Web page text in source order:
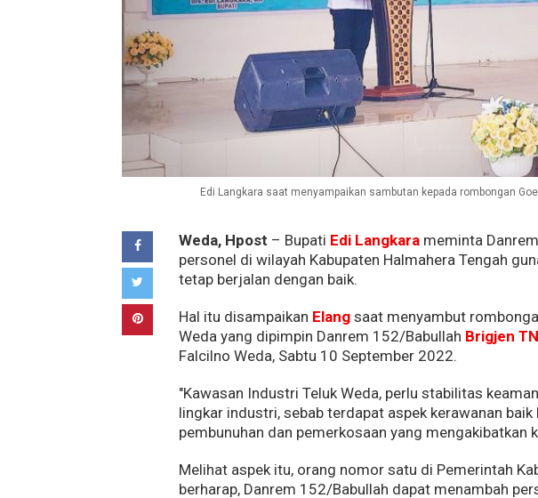
Edi Langkara saat menyampaikan sambutan kepada rombongan
Weda, Hpost – Bupati Edi Langkara meminta
personel di wilayah Kabupaten Halmahera Tengah
tetap berjalan dengan baik.
Hal itu disampaikan Elang saat menyambut
Weda yang dipimpin Danrem 152/Babullah Brigjen
Falcilno Weda, Sabtu 10 September 2022.
"Kawasan Industri Teluk Weda, perlu stabilitas
lingkar industri, sebab terdapat aspek kerawanan baik
pembunuhan dan pemerkosaan yang mengakibatkan
Melihat aspek itu, orang nomor satu di Pemerintah
berharap, Danrem 152/Babullah dapat menambah